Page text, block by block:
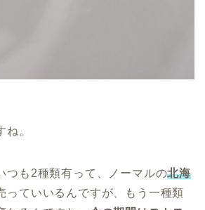
ね。
つも2種類有って、ノーマルの北海
っていいるんですが、もう一種類